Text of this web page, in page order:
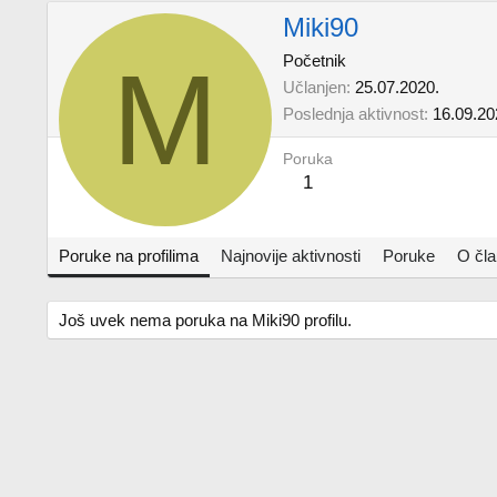
M
Miki90
Početnik
Učlanjen 25.07.2020.
Poslednja aktivnost
Poruka
1
Poruke na profilima Najnovije aktivnosti Poruke O
Još uvek nema poruka na Miki90 profilu.